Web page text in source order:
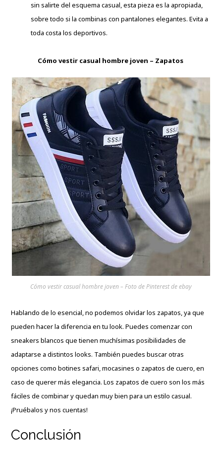
sin salirte del esquema casual, esta pieza es la apropiada,
sobre todo si la combinas con pantalones elegantes. Evita a
toda costa los deportivos.
Cómo vestir casual hombre joven – Zapatos
Cómo vestir casual hombre joven – Foto de Pinterest de ebay
Hablando de lo esencial, no podemos olvidar los zapatos, ya que
pueden hacer la diferencia en tu look. Puedes comenzar con
sneakers blancos que tienen muchísimas posibilidades de
adaptarse a distintos looks. También puedes buscar otras
opciones como botines safari, mocasines o zapatos de cuero, en
caso de querer más elegancia. Los zapatos de cuero son los más
fáciles de combinar y quedan muy bien para un estilo casual.
¡Pruébalos y nos cuentas!
Conclusión